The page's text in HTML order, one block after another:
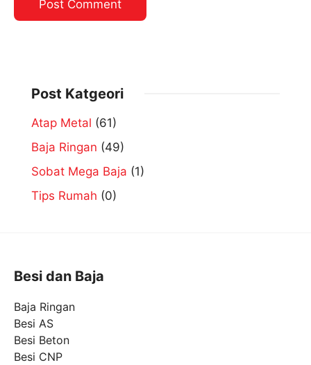
Post Katgeori
Atap Metal (61)
Baja Ringan (49)
Sobat Mega Baja (1)
Tips Rumah (0)
Besi dan Baja
Baja Ringan
Besi AS
Besi Beton
Besi CNP